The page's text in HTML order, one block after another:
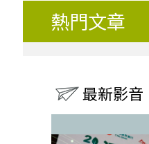
熱門文章
最新影音